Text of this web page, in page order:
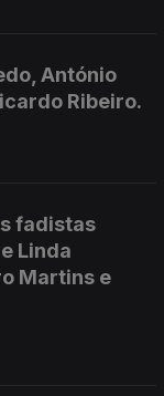
António
Ribeiro.
fadistas
Linda
Martins e